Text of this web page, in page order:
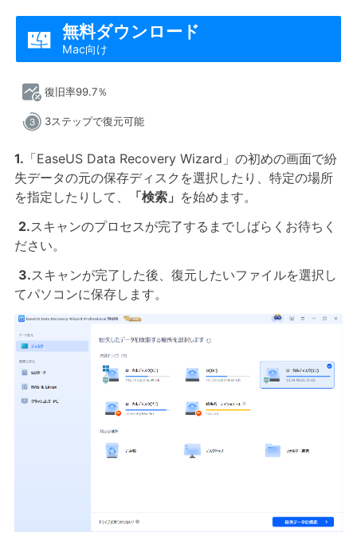
 無料ダウンロード
Mac向け
復旧率99.7％
3ステップで復元可能
1. 「EaseUS Data Recovery Wizard」の初めの画面で紛
失データの元の保存ディスクを選択したり、特定の場所
を指定したりして、
「検索」 を始めます。
2.スキャンのプロセスが完了するまでしばらくお待ちく
ださい。
3.スキャンが完了した後、復元したいファイルを選択し
てパソコンに保存します。